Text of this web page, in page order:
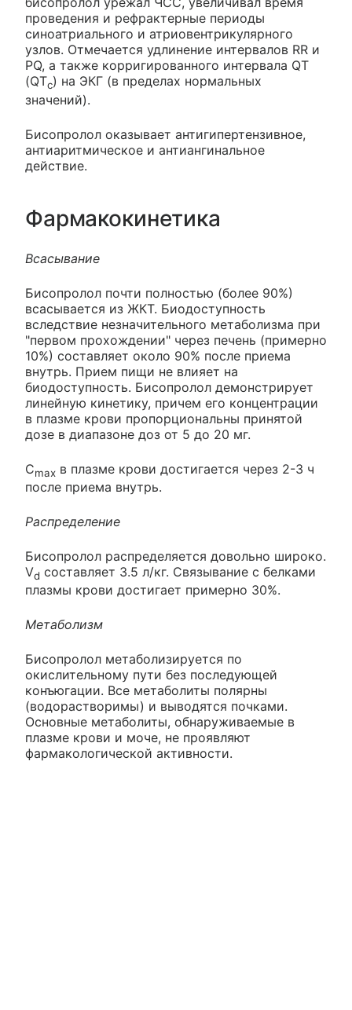
проведения и рефрактерные периоды
синоатриального и атриовентрикулярного
узлов. Отмечается удлинение интервалов RR и
PQ, а также корригированного интервала QT
(QTc) на ЭКГ (в пределах нормальных
значений).
Бисопролол оказывает антигипертензивное,
антиаритмическое и антиангинальное
действие.
Фармакокинетика
Всасывание
Бисопролол почти полностью (более 90%)
всасывается из ЖКТ. Биодоступность
вследствие незначительного метаболизма при
"первом прохождении" через печень (примерно
10%) составляет около 90% после приема
внутрь. Прием пищи не влияет на
биодоступность. Бисопролол демонстрирует
линейную кинетику, причем его концентрации
в плазме крови пропорциональны принятой
дозе в диапазоне доз от 5 до 20 мг.
Cmax в плазме крови достигается через 2-3 ч
после приема внутрь.
Распределение
Бисопролол распределяется довольно широко.
Vd составляет 3.5 л/кг. Связывание с белками
плазмы крови достигает примерно 30%.
Метаболизм
Бисопролол метаболизируется по
окислительному пути без последующей
конъюгации. Все метаболиты полярны
(водорастворимы) и выводятся почками.
Основные метаболиты, обнаруживаемые в
плазме крови и моче, не проявляют
фармакологической активности.